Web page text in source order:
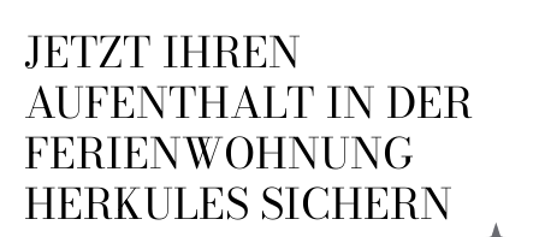
JETZT IHREN
AUFENTHALT IN DER
FERIENWOHNUNG
HERKULES SICHERN